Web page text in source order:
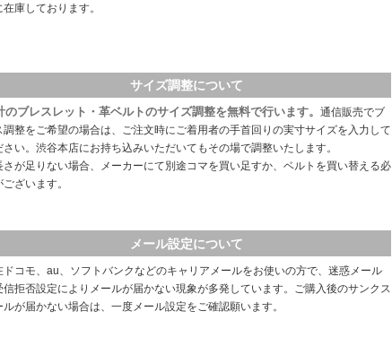
在庫しております。
サイズ調整について
のブレスレット・革ベルトのサイズ調整を無料で行います。 通信販売でブ
調整をご希望の場合は、ご注文時にご着用者の手首回りの実寸サイズを入力して
さい。渋谷本店にお持ち込みいただいてもその場で調整いたします。
が足りない場合、メーカーにて別途コマを買い足すか、ベルトを買い替える必
ざいます。
メール設定について
ドコモ、au、ソフトバンクなどのキャリアメールをお使いの方で、迷惑メール
信拒否設定によりメールが届かない現象が多発しています。ご購入後のサンクス
ルが届かない場合は、一度メール設定をご確認願います。